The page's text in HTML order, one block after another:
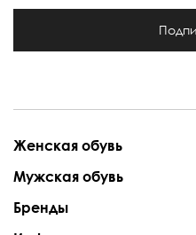
Женская обувь
Мужская обувь
Бренды